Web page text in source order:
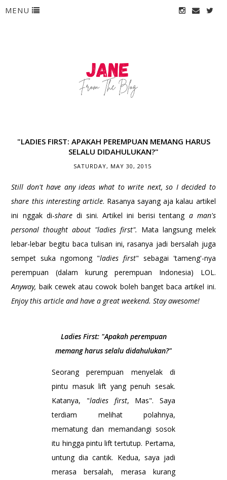
MENU
"LADIES FIRST: APAKAH PEREMPUAN MEMANG HARUS
SELALU DIDAHULUKAN?"
SATURDAY, MAY 30, 2015
Still don't have any ideas what to write next, so I decided to
share this interesting article. Rasanya sayang aja kalau artikel
ini nggak di-share di sini. Artikel ini berisi tentang a man's
personal thought about "ladies first". Mata langsung melek
lebar-lebar begitu baca tulisan ini, rasanya jadi bersalah juga
sempet suka ngomong "ladies first" sebagai 'tameng'-nya
perempuan (dalam kurung perempuan Indonesia) LOL.
Anyway, baik cewek atau cowok boleh banget baca artikel ini.
Enjoy this article and have a great weekend. Stay awesome!
Ladies First: "Apakah perempuan
memang harus selalu didahulukan?"
Seorang perempuan menyelak di
pintu masuk lift yang penuh sesak.
Katanya, "ladies first, Mas". Saya
terdiam melihat polahnya,
mematung dan memandangi sosok
itu hingga pintu lift tertutup. Pertama,
untung dia cantik. Kedua, saya jadi
merasa bersalah, merasa kurang